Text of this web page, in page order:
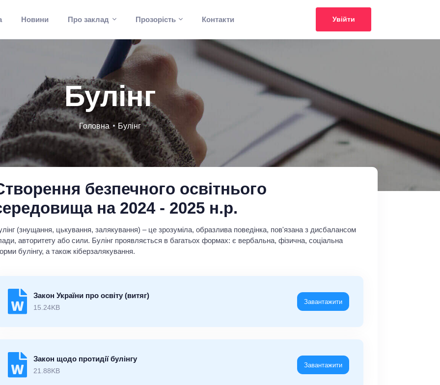
Новини Про заклад Прозорість Контакти Увійти
Булінг
Головна Булінг
безпечного освітнього
на 2024 - 2025 н.р.
(знущання, цькування, залякування) – це зрозуміла, образлива поведінка, пов'язана з дисбалансом
авторитету або сили. Булінг проявляється в багатьох формах: є вербальна, фізична, соціальна
булінгу, а також кіберзалякування.
Закон України про освіту (витяг)
15.24KB
Завантажити
Закон щодо протидії булінгу
21.88KB
Завантажити